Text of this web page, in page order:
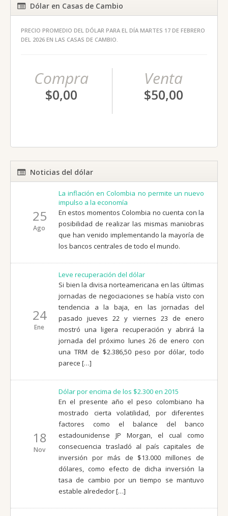
Dólar en Casas de Cambio
PRECIO PROMEDIO DEL DÓLAR PARA EL DÍA MARTES 17 DE FEBRERO
DEL 2026 EN LAS CASAS DE CAMBIO.
Compra
$0,00
Venta
$50,00
Noticias del dólar
25
Ago
La inflación en Colombia no permite un nuevo
impulso a la economía
En estos momentos Colombia no cuenta con la
posibilidad de realizar las mismas maniobras
que han venido implementando la mayoría de
los bancos centrales de todo el mundo.
24
Ene
Leve recuperación del dólar
Si bien la divisa norteamericana en las últimas
jornadas de negociaciones se había visto con
tendencia a la baja, en las jornadas del
pasado jueves 22 y viernes 23 de enero
mostró una ligera recuperación y abrirá la
jornada del próximo lunes 26 de enero con
una TRM de $2.386,50 peso por dólar, todo
parece […]
18
Nov
Dólar por encima de los $2.300 en 2015
En el presente año el peso colombiano ha
mostrado cierta volatilidad, por diferentes
factores como el balance del banco
estadounidense JP Morgan, el cual como
consecuencia trasladó al país capitales de
inversión por más de $13.000 millones de
dólares, como efecto de dicha inversión la
tasa de cambio por un tiempo se mantuvo
estable alrededor […]